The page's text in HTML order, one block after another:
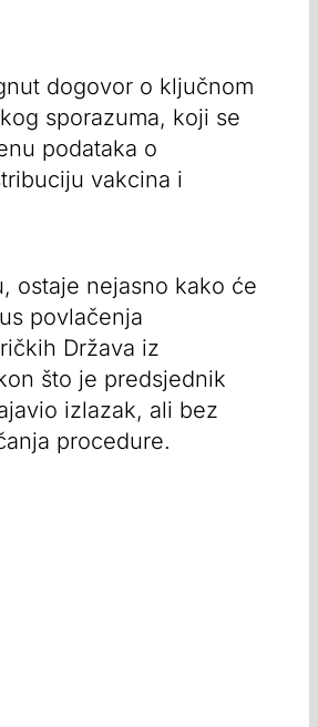
dogovor o ključnom
sporazuma, koji se
podataka o
vakcina i
ostaje nejasno kako će
povlačenja
Država iz
što je predsjednik
izlazak, ali bez
procedure.